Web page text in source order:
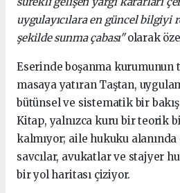
uygulayıcılara en güncel bilgiyi
şekilde sunma çabası"olarak
Eserinde boşanma
masaya yatıran Taştan,
bütünsel ve sistematik bir bakış
Kitap, yalnızca kuru bir teorik
kalmıyor; aile hukuku alanında
savcılar, avukatlar ve stajyer
bir yol haritası çiziyor.